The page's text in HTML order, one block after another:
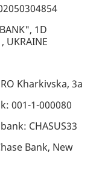
1D
UKRAINE
Kharkivska, 3a
001-1-000080
CHASUS33
Bank, New